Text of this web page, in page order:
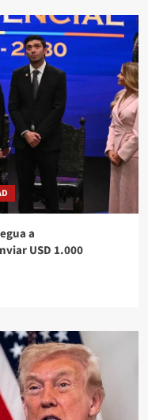
a
USD 1.000